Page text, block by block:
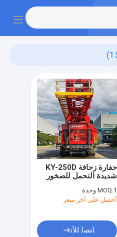
حفارة زحافة KY-250D
شديدة التحمل للصخور
MOQ:1 وحدة
أحصل على آخر سعر
ﺎﺘﺼﻟ ﺍﻶﻧ